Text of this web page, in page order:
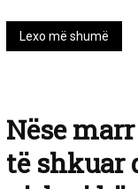
Lexo më shumë
Nëse
të shkuar